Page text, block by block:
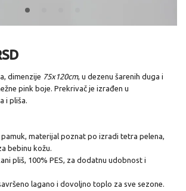
dimenzije 75x120cm, u dezenu šarenih duga i
pink boje. Prekrivač je izrađen u
i pliša.
pamuk, materijal poznat po izradi tetra pelena,
bebinu kožu.
pliš, 100% PES, za dodatnu udobnost i
lagano i dovoljno toplo za sve sezone.